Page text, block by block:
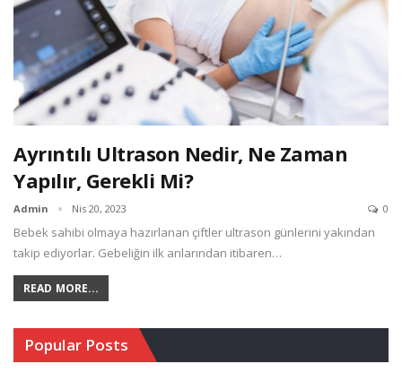
Ayrıntılı Ultrason Nedir, Ne Zaman
Yapılır, Gerekli Mi?
Admin Nis 20, 2023 0
Bebek sahibi olmaya hazırlanan çiftler ultrason günlerini yakından
takip ediyorlar. Gebeliğin ilk anlarından itibaren…
READ MORE...
Popular Posts